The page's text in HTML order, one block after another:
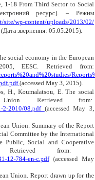
1-18 From Third Sector to Social
ресурс]. – Режим
site/wp-content/uploads/2013/02/
(Дата звернення: 05.05.2015).
social economy in the European
2005, EESC. Retrieved from:
(accessed May 3, 2015).
, H., Koumalatsou, E.The social
Retrieved from:
2-2010/08.pdf (accessed May 3,
Union. Summary of the Report
Committee by the International
Public, Social and Cooperative
Retrieved from:
12-784-en-c.pdf(accessed May
Union. Report drawn up for the